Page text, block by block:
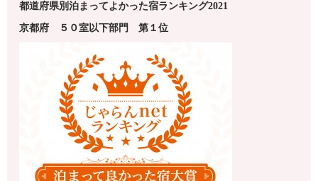
都道府県別泊まってよかった宿ランキング2021
京都府 ５０室以下部門 第１位